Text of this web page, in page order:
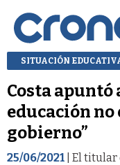
SITUACIÓN
Costa apuntó
educación
gobierno”
25/06/2021 | El